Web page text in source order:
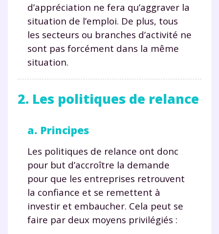
d’appréciation ne fera qu’aggraver la
situation de l’emploi. De plus, tous
les secteurs ou branches d’activité ne
sont pas forcément dans la même
situation.
2. Les politiques de relance
a. Principes
Les politiques de relance ont donc
pour but d’accroître la demande
pour que les entreprises retrouvent
la confiance et se remettent à
investir et embaucher. Cela peut se
faire par deux moyens privilégiés :